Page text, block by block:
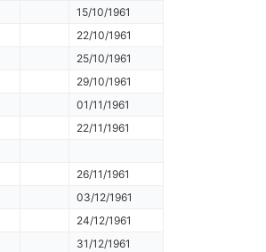
15/10/1961
22/10/1961
25/10/1961
29/10/1961
01/11/1961
22/11/1961
26/11/1961
03/12/1961
24/12/1961
31/12/1961